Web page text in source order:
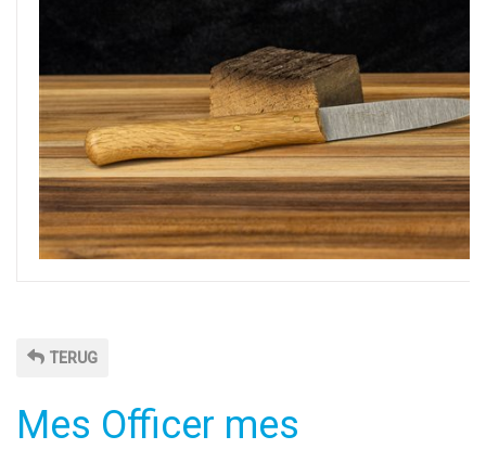
TERUG
Mes Officer mes